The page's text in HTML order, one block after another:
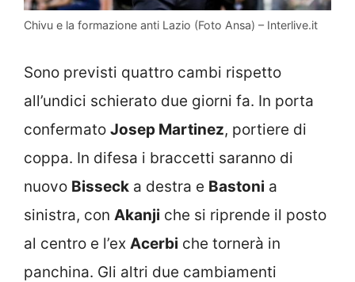
Chivu e la formazione anti Lazio (Foto Ansa) – Interlive.it
Sono previsti quattro cambi rispetto
all’undici schierato due giorni fa. In porta
confermato Josep Martinez, portiere di
coppa. In difesa i braccetti saranno di
nuovo Bisseck a destra e Bastoni a
sinistra, con Akanji che si riprende il posto
al centro e l’ex Acerbi che tornerà in
panchina. Gli altri due cambiamenti